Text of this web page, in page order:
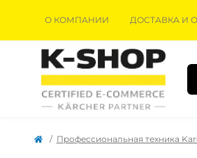
О КОМПАНИИ ДОСТАВКА И
Профессиональная техника